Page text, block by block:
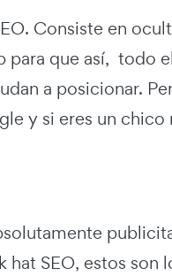
Consiste en
que así, todo
a posicionar.
y si eres un
SEO, estos son